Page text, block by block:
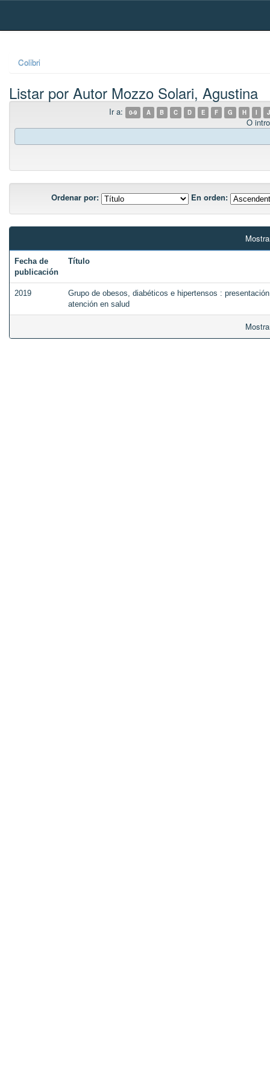
Skip
Colibri
Listar por Autor Mozzo Solari, Agustina
Ir a: 0-9 A B C D E F G H I J
O
Ordenar por: En orden:
Fecha de
publicación
Título
2019
Grupo de obesos, diabéticos e hipertensos :
atención en salud